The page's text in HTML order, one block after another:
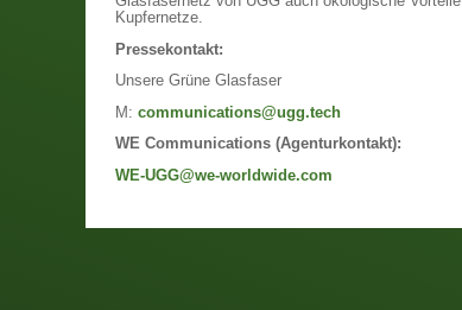
Kupfernetze.
Pressekontakt:
Unsere Grüne Glasfaser
M: communications@ugg.tech
WE Communications (Agenturkontakt):
WE-UGG@we-worldwide.com